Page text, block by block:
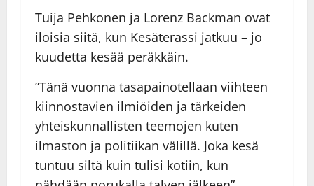
Tuija Pehkonen ja Lorenz Backman ovat
iloisia siitä, kun Kesäterassi jatkuu – jo
kuudetta kesää peräkkäin.
”Tänä vuonna tasapainotellaan viihteen
kiinnostavien ilmiöiden ja tärkeiden
yhteiskunnallisten teemojen kuten
ilmaston ja politiikan välillä. Joka kesä
tuntuu siltä kuin tulisi kotiin, kun